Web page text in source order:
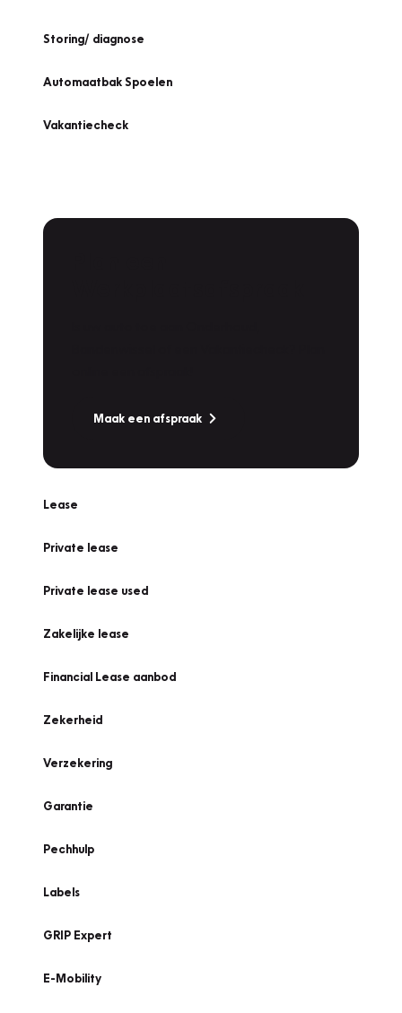
Storing/ diagnose
Automaatbak Spoelen
Vakantiecheck
Maak een afspraak
Lease
Private lease
Private lease used
Zakelijke lease
Financial Lease aanbod
Zekerheid
Verzekering
Garantie
Pechhulp
Labels
GRIP Expert
E-Mobility